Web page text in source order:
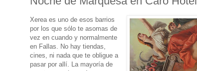
Xerea es uno de esos barrios
por los que sólo te asomas de
vez en cuando y normalmente
en Fallas. No hay tiendas,
cines, ni nada que te obligue a
pasar por allí. La mayoría de